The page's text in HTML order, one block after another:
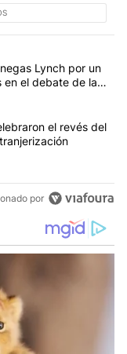
en los
impugnó a
Lynch por un
en el debate de la
Moreau y
el revés del
por